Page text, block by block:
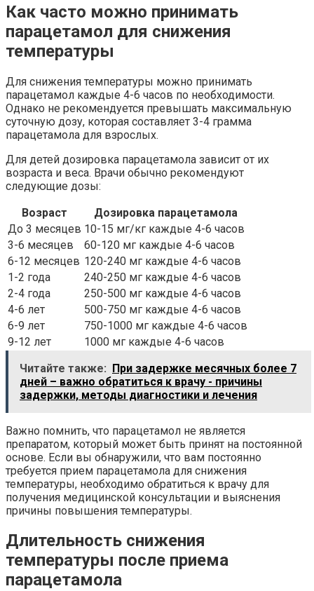
Как часто можно принимать
парацетамол для снижения
температуры
Для снижения температуры можно принимать
парацетамол каждые 4-6 часов по необходимости.
Однако не рекомендуется превышать максимальную
суточную дозу, которая составляет 3-4 грамма
парацетамола для взрослых.
Для детей дозировка парацетамола зависит от их
возраста и веса. Врачи обычно рекомендуют
следующие дозы:
Возраст
Дозировка парацетамола
До 3 месяцев 10-15 мг/кг каждые 4-6 часов
3-6 месяцев
60-120 мг каждые 4-6 часов
6-12 месяцев 120-240 мг каждые 4-6 часов
1-2 года
240-250 мг каждые 4-6 часов
2-4 года
250-500 мг каждые 4-6 часов
4-6 лет
500-750 мг каждые 4-6 часов
6-9 лет
750-1000 мг каждые 4-6 часов
9-12 лет
1000 мг каждые 4-6 часов
Читайте также: При задержке месячных более 7
дней – важно обратиться к врачу - причины
задержки, методы диагностики и лечения
Важно помнить, что парацетамол не является
препаратом, который может быть принят на постоянной
основе. Если вы обнаружили, что вам постоянно
требуется прием парацетамола для снижения
температуры, необходимо обратиться к врачу для
получения медицинской консультации и выяснения
причины повышения температуры.
Длительность снижения
температуры после приема
парацетамола